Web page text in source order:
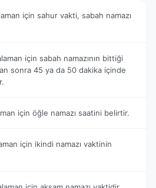
için sahur vakti, sabah namazı
için sabah namazının bittiği
sonra 45 ya da 50 dakika içinde
için öğle namazı saatini belirtir.
için ikindi namazı vaktinin